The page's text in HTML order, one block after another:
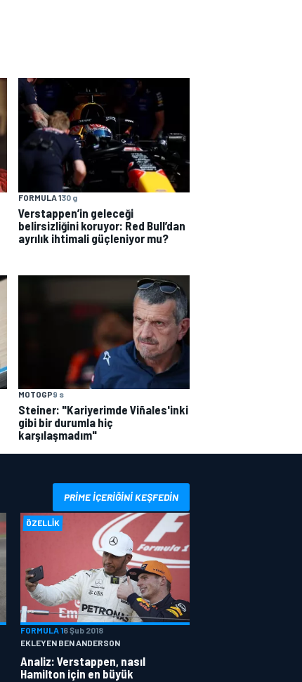
FORMULA 130 g
Verstappen’in geleceği
belirsizliğini koruyor: Red Bull’dan
ayrılık ihtimali güçleniyor mu?
MOTOGP9 s
Steiner: "Kariyerimde Viñales'inki
gibi bir durumla hiç
karşılaşmadım"
PRIME IÇERIĞINI KEŞFEDIN
ÖZELLIK
FORMULA 16 Şub 2018
EKLEYEN BEN ANDERSON
Analiz: Verstappen, nasıl
Hamilton için en büyük